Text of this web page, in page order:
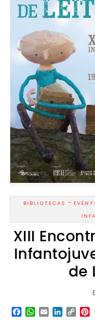
BIBLIOTECAS -
XIII
de
Facebook
WhatsApp
EmailLinkedIn
Copy